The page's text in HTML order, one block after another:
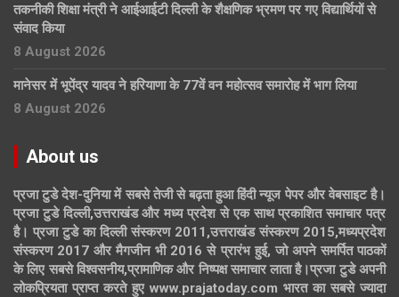
तकनीकी शिक्षा मंत्री ने आईआईटी दिल्ली के शैक्षणिक भ्रमण पर गए विद्यार्थियों से
संवाद किया
8 August 2026
मानेसर में भूपेंद्र यादव ने हरियाणा के 77वें वन महोत्सव समारोह में भाग लिया
8 August 2026
About us
प्रजा टुडे देश-दुनिया में सबसे तेजी से बढ़ता हुआ हिंदी न्यूज पेपर और वेबसाइट है।
प्रजा टुडे दिल्ली,उत्तराखंड और मध्य प्रदेश से एक साथ प्रकाशित समाचार पत्र
है। प्रजा टुडे का दिल्ली संस्करण 2011,उत्तराखंड संस्करण 2015,मध्यप्रदेश
संस्करण 2017 और मैगजीन भी 2016 से प्रारंभ हुई, जो अपने समर्पित पाठकों
के लिए सबसे विश्वसनीय,प्रामाणिक और निष्पक्ष समाचार लाता है।प्रजा टुडे अपनी
लोकप्रियता प्राप्त करते हुए www.prajatoday.com भारत का सबसे ज्यादा